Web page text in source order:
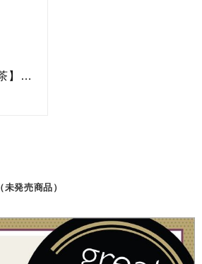
（未発売商品）